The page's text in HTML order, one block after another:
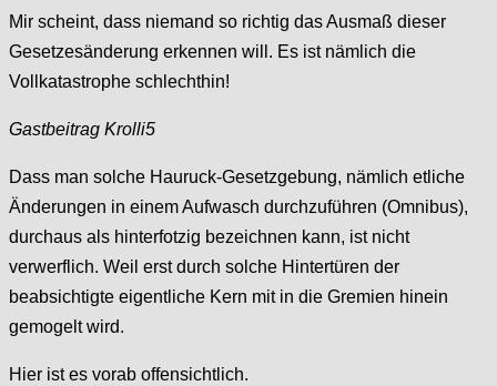
Mir scheint, dass niemand so richtig das Ausmaß dieser
Gesetzesänderung erkennen will. Es ist nämlich die
Vollkatastrophe schlechthin!
Gastbeitrag Krolli5
Dass man solche Hauruck-Gesetzgebung, nämlich etliche
Änderungen in einem Aufwasch durchzuführen (Omnibus),
durchaus als hinterfotzig bezeichnen kann, ist nicht
verwerflich. Weil erst durch solche Hintertüren der
beabsichtigte eigentliche Kern mit in die Gremien hinein
gemogelt wird.
Hier ist es vorab offensichtlich.